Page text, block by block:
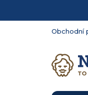
obsah
Obchodní